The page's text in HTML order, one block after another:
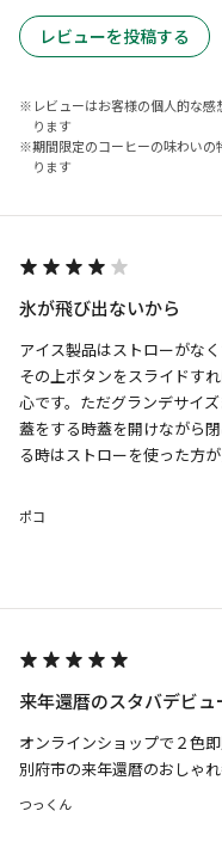
レビューを投稿する
レビューはお客様の個人的な
ります
期間限定のコーヒーの味わい
ります
氷が飛び出ないから
アイス製品はストローがな
その上ボタンをスライドす
心です。ただグランデサイ
蓋をする時蓋を開けながら
る時はストローを使った方が
また保温があるので意外と
に入れました。
ポコ
来年還暦のスタバデビュ
オンラインショップで２色即
別府市の来年還暦のおしゃれ
つっくん